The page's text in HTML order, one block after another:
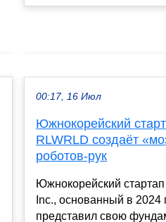
00:17, 16 Июл
Южнокорейский
RLWRLD создаёт
роботов-рук
Южнокорейский
Inc., основанный в 2024
представил свою